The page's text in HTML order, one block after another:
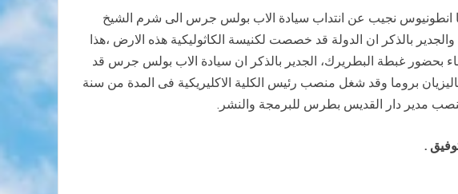
ابينا البطريرك الكاردينال الانبا انطونيوس نجيب عن انتداب سيادة الاب بولس جرس الى شرم الشيخ
لتأسيس اول كنيسة تخصص للاقباط الكاثوليك بشرم الشيخ وذلك اعتبارا من منتصف شهر ديسمبر 2010 والجدير بالذكر ان الدولة قد خصصت لكنيسة الكاثوليكية هذه الارض ،هذا
الموافق 19 ديسمبر عقب قداس السابعة مساء بحضور غبطة البطريرك، الجدير بالذكر ان سيادة الاب بولس جرس قد
الساليزيان بروما وقد شغل منصب رئيس الكلية الاكليريكية فى المدة من سنة
.